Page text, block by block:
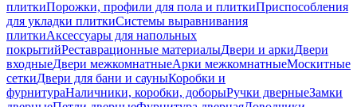
плиткиПорожки, профили для пола и плиткиПриспособления
для укладки плиткиСистемы выравнивания
плиткиАксессуары для напольных
покрытийРеставрационные материалыДвери и аркиДвери
входныеДвери межкомнатныеАрки межкомнатныеМоскитные
сеткиДвери для бани и сауныКоробки и
фурнитураНаличники, коробки, доборыРучки дверныеЗамки